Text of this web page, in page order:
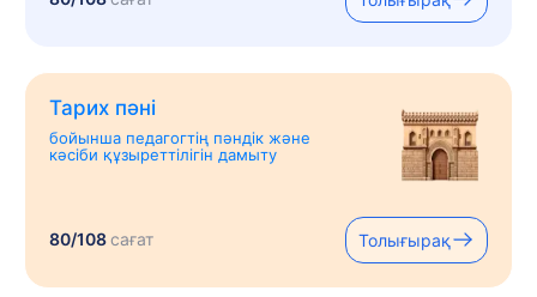
Тарих пәні
бойынша педагогтің пәндік және
кәсіби құзыреттілігін дамыту
80/108сағат Толығырақ